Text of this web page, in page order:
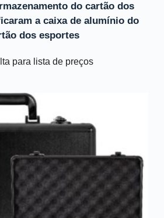
do cartão dos
a caixa de alumínio do
dos esportes
para lista de preços